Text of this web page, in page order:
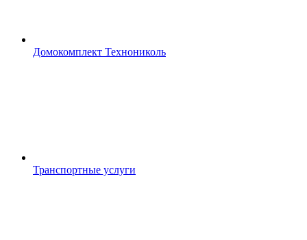
Домокомплект Технониколь
Транспортные услуги